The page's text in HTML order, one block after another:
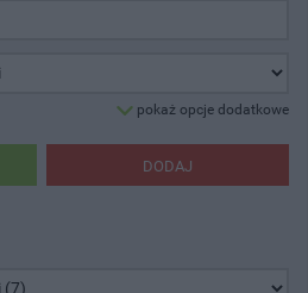
pokaż opcje dodatkowe
DODAJ